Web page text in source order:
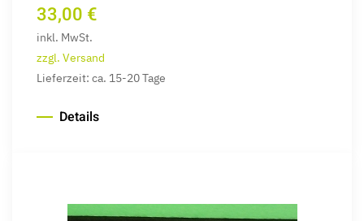
33,00 €
inkl. MwSt.
zzgl. Versand
Lieferzeit: ca. 15-20 Tage
Details